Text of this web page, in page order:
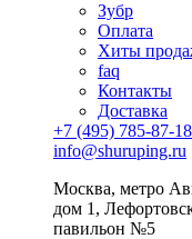
Зубр
Оплата
Хиты
faq
Контакты
Доставка
+7 (495) 785-87-18
info@shuruping.ru
Москва, метро
дом 1,
павильон №5